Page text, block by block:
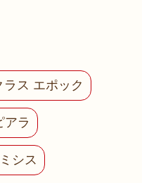
ラス エポック
アラ
シス